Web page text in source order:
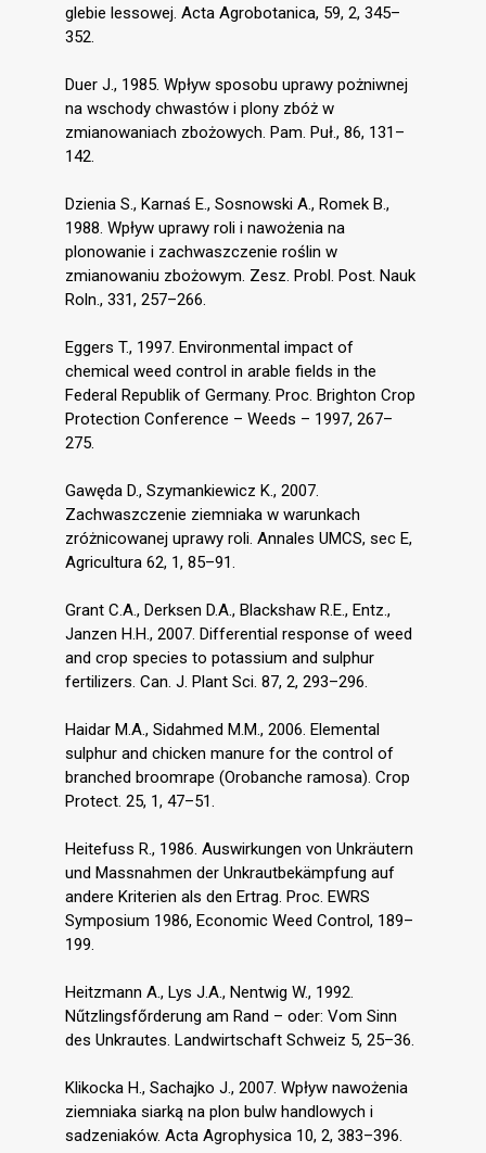
glebie lessowej. Acta Agrobotanica, 59, 2, 345–
352.
Duer J., 1985. Wpływ sposobu uprawy pożniwnej
na wschody chwastów i plony zbóż w
zmianowaniach zbożowych. Pam. Puł., 86, 131–
142.
Dzienia S., Karnaś E., Sosnowski A., Romek B.,
1988. Wpływ uprawy roli i nawożenia na
plonowanie i zachwaszczenie roślin w
zmianowaniu zbożowym. Zesz. Probl. Post. Nauk
Roln., 331, 257–266.
Eggers T., 1997. Environmental impact of
chemical weed control in arable fields in the
Federal Republik of Germany. Proc. Brighton Crop
Protection Conference – Weeds – 1997, 267–
275.
Gawęda D., Szymankiewicz K., 2007.
Zachwaszczenie ziemniaka w warunkach
zróżnicowanej uprawy roli. Annales UMCS, sec E,
Agricultura 62, 1, 85–91.
Grant C.A., Derksen D.A., Blackshaw R.E., Entz.,
Janzen H.H., 2007. Differential response of weed
and crop species to potassium and sulphur
fertilizers. Can. J. Plant Sci. 87, 2, 293–296.
Haidar M.A., Sidahmed M.M., 2006. Elemental
sulphur and chicken manure for the control of
branched broomrape (Orobanche ramosa). Crop
Protect. 25, 1, 47–51.
Heitefuss R., 1986. Auswirkungen von Unkräutern
und Massnahmen der Unkrautbekämpfung auf
andere Kriterien als den Ertrag. Proc. EWRS
Symposium 1986, Economic Weed Control, 189–
199.
Heitzmann A., Lys J.A., Nentwig W., 1992.
Nűtzlingsfőrderung am Rand – oder: Vom Sinn
des Unkrautes. Landwirtschaft Schweiz 5, 25–36.
Klikocka H., Sachajko J., 2007. Wpływ nawożenia
ziemniaka siarką na plon bulw handlowych i
sadzeniaków. Acta Agrophysica 10, 2, 383–396.